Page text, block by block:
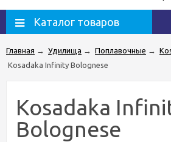
Каталог товаров
Главная → Удилища → Поплавочные →
Kosadaka Infinity Bolognese
Kosadaka
Bolognese